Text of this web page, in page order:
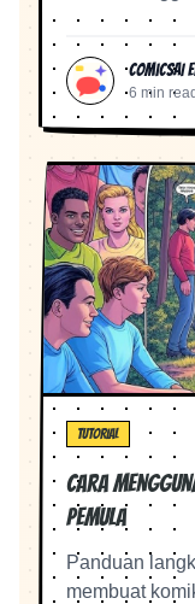
yang penting
ComicsAI
6 min
TUTORIAL
Cara
Pemula
Panduan
membuat